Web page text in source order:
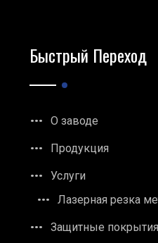
Быстрый Переход
О заводе
Продукция
Услуги
Лазерная резка
Защитные покрытия